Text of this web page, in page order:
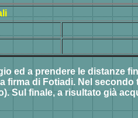
ed a prendere le distanze
di Fotiadi. Nel secondo
Sul finale, a risultato già